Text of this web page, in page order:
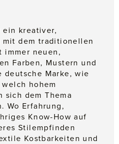
ein kreativer,
mit dem traditionellen
immer neuen,
Farben, Mustern und
deutsche Marke, wie
hohem
sich dem Thema
Wo Erfahrung,
Know-How auf
Stilempfinden
Kostbarkeiten und